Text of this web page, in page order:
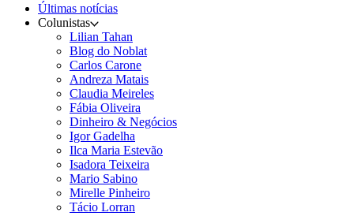
Últimas notícias
Colunistas
Lilian Tahan
Blog do Noblat
Carlos Carone
Andreza Matais
Claudia Meireles
Fábia Oliveira
Dinheiro & Negócios
Igor Gadelha
Ilca Maria Estevão
Isadora Teixeira
Mario Sabino
Mirelle Pinheiro
Tácio Lorran